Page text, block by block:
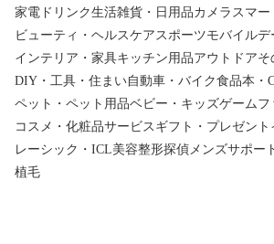
家電 ドリンク生活雑貨・日用品カメラ スマー
ビューティ・ヘルスケアスポーツモバイルデ
インテリア・家具キッチン用品アウトドアそ
DIY・工具・住まい自動車・バイク食品本・
ペット・ペット用品ベビー・キッズゲームフ
コスメ・化粧品サービス ギフト・プレゼント
レーシック・ICL美容整形探偵メンズサポー
植毛